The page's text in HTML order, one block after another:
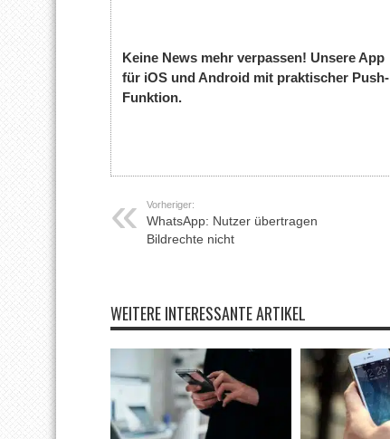
Keine News mehr verpassen! Unsere App
für iOS und Android mit praktischer Push-
Funktion.
Vorheriger:
WhatsApp: Nutzer übertragen
Bildrechte nicht
WEITERE INTERESSANTE ARTIKEL